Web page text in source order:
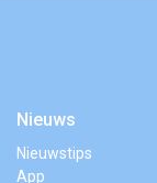
Nieuws
Nieuwstips
App